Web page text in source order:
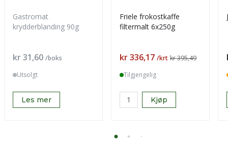
Gastromat
krydderblanding 90g
Pris
kr 31,60 /boks
Utsolgt
Les mer
Friele frokostkaffe
filtermalt 6x250g
Pris
kr 336,17 /krt kr 395,49
Tilgjengelig
Kjøp